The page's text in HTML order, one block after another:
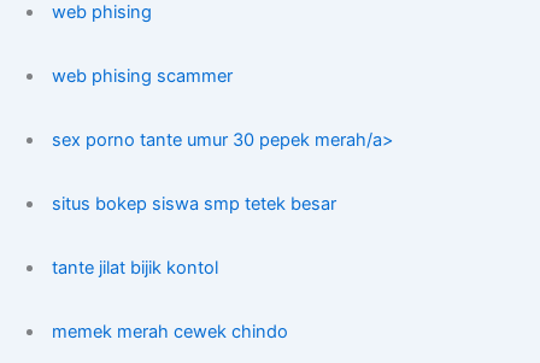
web phising
web phising scammer
sex porno tante umur 30 pepek merah/a>
situs bokep siswa smp tetek besar
tante jilat bijik kontol
memek merah cewek chindo